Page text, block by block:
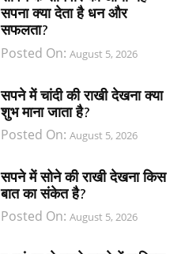
सपना क्या देता है धन और
सफलता?
Posted On:August 5, 2026
सपने में चांदी की राखी देखना क्या
शुभ माना जाता है?
Posted On:August 5, 2026
सपने में सोने की राखी देखना किस
बात का संकेत है?
Posted On:August 5, 2026